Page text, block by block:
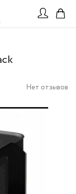
Нет отзывов